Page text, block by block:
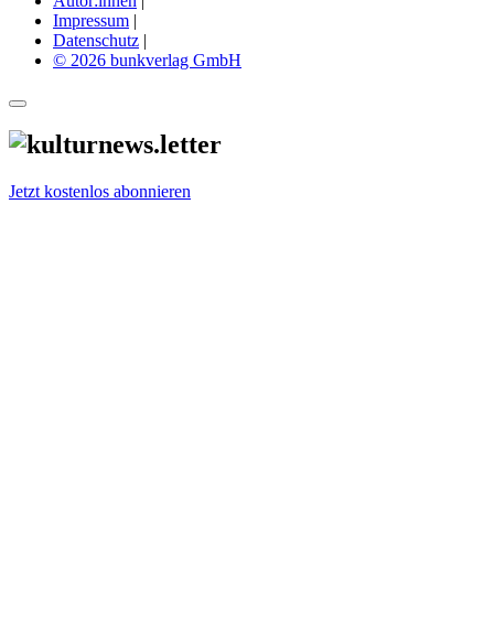
Impressum |
Datenschutz |
© 2026 bunkverlag GmbH
Jetzt kostenlos abonnieren